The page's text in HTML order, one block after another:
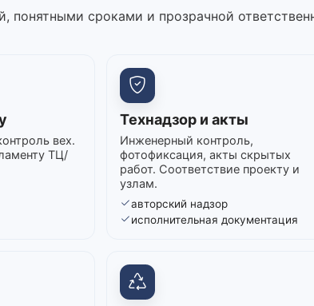
сроками и прозрачной
вех.
ТЦ/
Технадзор и акты
Инженерный контроль,
фотофиксация, акты скрытых
работ. Соответствие проекту и
узлам.
авторский надзор
исполнительная документация